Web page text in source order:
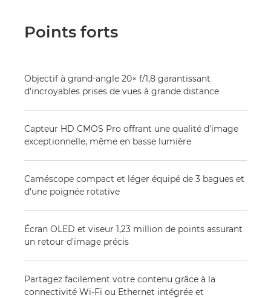
Points forts
Objectif à grand-angle 20× f/1,8 garantissant
d'incroyables prises de vues à grande distance
Capteur HD CMOS Pro offrant une qualité d'image
exceptionnelle, même en basse lumière
Caméscope compact et léger équipé de 3 bagues et
d'une poignée rotative
Écran OLED et viseur 1,23 million de points assurant
un retour d'image précis
Partagez facilement votre contenu grâce à la
connectivité Wi-Fi ou Ethernet intégrée et